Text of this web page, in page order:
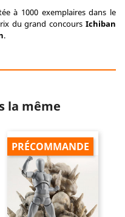
à 1000 exemplaires dans le
du grand concours Ichiban
.
la même
PRÉCOMMANDE